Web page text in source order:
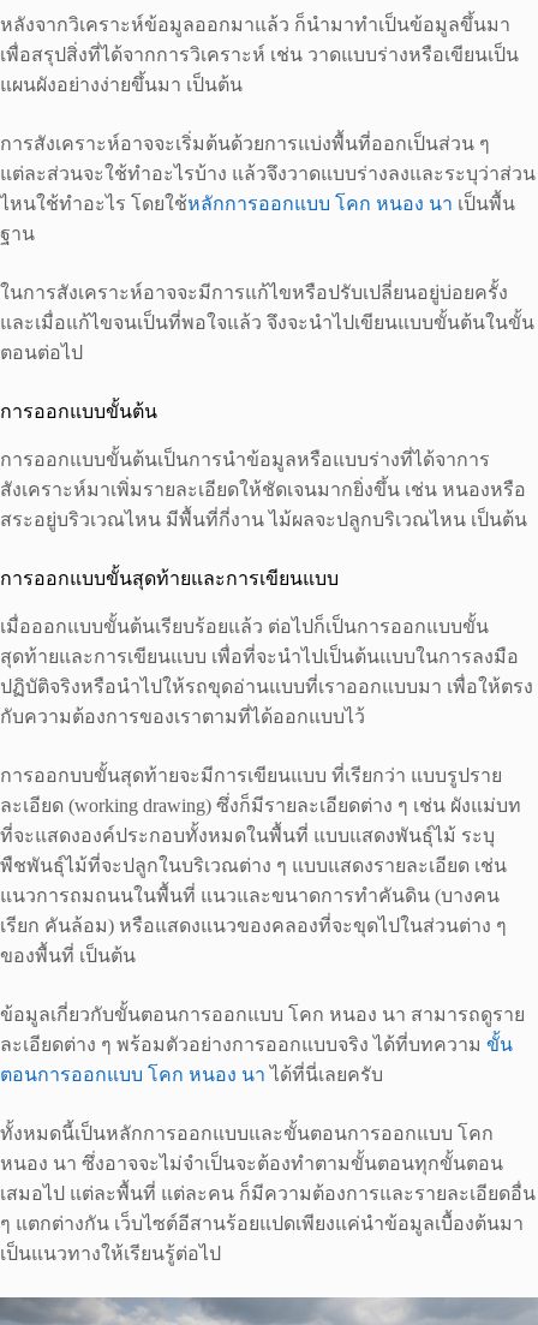
หลังจากวิเคราะห์ข้อมูลออกมาแล้ว ก็นำมาทำเป็นข้อมูลขึ้นมา
เพื่อสรุปสิ่งที่ได้จากการวิเคราะห์ เช่น วาดแบบร่างหรือเขียนเป็น
แผนผังอย่างง่ายขึ้นมา เป็นต้น
การสังเคราะห์อาจจะเริ่มต้นด้วยการแบ่งพื้นที่ออกเป็นส่วน ๆ
แต่ละส่วนจะใช้ทำอะไรบ้าง แล้วจึงวาดแบบร่างลงและระบุว่าส่วน
ไหนใช้ทำอะไร โดยใช้หลักการออกแบบ โคก หนอง นา เป็นพื้น
ฐาน
ในการสังเคราะห์อาจจะมีการแก้ไขหรือปรับเปลี่ยนอยู่บ่อยครั้ง
และเมื่อแก้ไขจนเป็นที่พอใจแล้ว จึงจะนำไปเขียนแบบขั้นต้นในขั้น
ตอนต่อไป
การออกแบบขั้นต้น
การออกแบบขั้นต้นเป็นการนำข้อมูลหรือแบบร่างที่ได้จาการ
สังเคราะห์มาเพิ่มรายละเอียดให้ชัดเจนมากยิ่งขึ้น เช่น หนองหรือ
สระอยู่บริวเวณไหน มีพื้นที่กี่งาน ไม้ผลจะปลูกบริเวณไหน เป็นต้น
การออกแบบขั้นสุดท้ายและการเขียนแบบ
เมื่อออกแบบขั้นต้นเรียบร้อยแล้ว ต่อไปก็เป็นการออกแบบขั้น
สุดท้ายและการเขียนแบบ เพื่อที่จะนำไปเป็นต้นแบบในการลงมือ
ปฏิบัติจริงหรือนำไปให้รถขุดอ่านแบบที่เราออกแบบมา เพื่อให้ตรง
กับความต้องการของเราตามที่ได้ออกแบบไว้
การออกบบขั้นสุดท้ายจะมีการเขียนแบบ ที่เรียกว่า แบบรูปราย
ละเอียด (working drawing) ซึ่งก็มีรายละเอียดต่าง ๆ เช่น ผังแม่บท
ที่จะแสดงองค์ประกอบทั้งหมดในพื้นที่ แบบแสดงพันธุ์ไม้ ระบุ
พืชพันธุ์ไม้ที่จะปลูกในบริเวณต่าง ๆ แบบแสดงรายละเอียด เช่น
แนวการถมถนนในพื้นที่ แนวและขนาดการทำคันดิน (บางคน
เรียก คันล้อม) หรือแสดงแนวของคลองที่จะขุดไปในส่วนต่าง ๆ
ของพื้นที่ เป็นต้น
ข้อมูลเกี่ยวกับขั้นตอนการออกแบบ โคก หนอง นา สามารถดูราย
ละเอียดต่าง ๆ พร้อมตัวอย่างการออกแบบจริง ได้ที่บทความ ขั้น
ตอนการออกแบบ โคก หนอง นา ได้ที่นี่เลยครับ
ทั้งหมดนี้เป็นหลักการออกแบบและขั้นตอนการออกแบบ โคก
หนอง นา ซึ่งอาจจะไม่จำเป็นจะต้องทำตามขั้นตอนทุกขั้นตอน
เสมอไป แต่ละพื้นที่ แต่ละคน ก็มีความต้องการและรายละเอียดอื่น
ๆ แตกต่างกัน เว็บไซต์อีสานร้อยแปดเพียงแค่นำข้อมูลเบื้องต้นมา
เป็นแนวทางให้เรียนรู้ต่อไป